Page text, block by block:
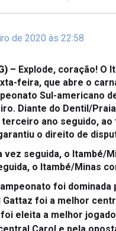
de 2020 às 22:58
–
Explode, coração! O
feira, que abre o
Sul-americano
Diante do Dentil/
ano seguido,
o direito de
o Itambé/Minas
foi
Gattaz foi a melhor
eleita a melhor
Carol e pela